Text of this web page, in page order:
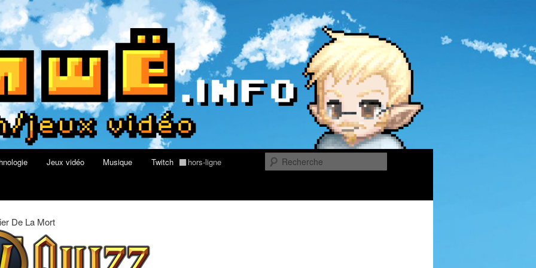
geek, tech et jeux vidéo
au Quizz World of Warcraft
Jeux vidéo Musique Twitch hors-ligne
De La Mort